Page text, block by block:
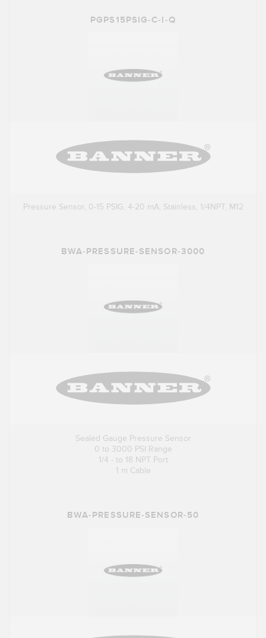
PGPS15PSIG-C-I-Q
Pressure Sensor, 0-15 PSIG, 4-20 mA, Stainless, 1/4NPT, M12
BWA-PRESSURE-SENSOR-3000
Sealed Gauge Pressure Sensor
0 to 3000 PSI Range
1/4 - to 18 NPT Port
1 m Cable
BWA-PRESSURE-SENSOR-50